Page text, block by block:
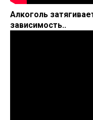
Алкоголь
зависимость..